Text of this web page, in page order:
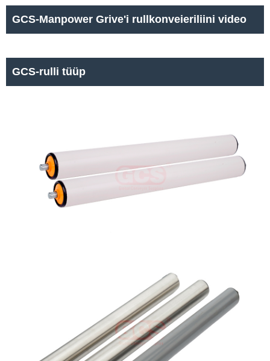
GCS-Manpower Grive'i rullkonveieriliini video
GCS-rulli tüüp